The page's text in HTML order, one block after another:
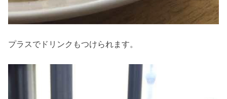
プラスでドリンクもつけられます。